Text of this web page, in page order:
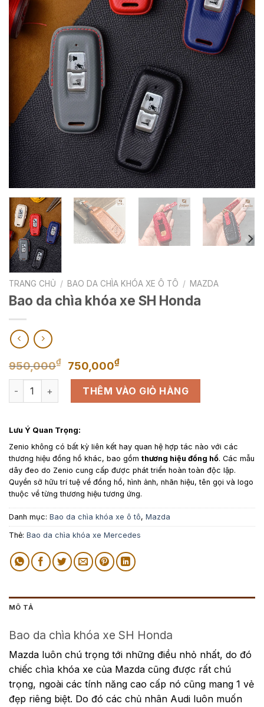
TRANG CHỦ / BAO DA CHÌA KHÓA XE Ô TÔ / MAZDA
Bao da chìa khóa xe SH Honda
950,000₫
Giá
gốc
là:
950,000₫.
750,000₫Giá
hiện
tại
là:
Bao da chìa khóa xe SH Honda số lượng
THÊM VÀO GIỎ HÀNG
Lưu Ý Quan Trọng:
Zenio không có bất kỳ liên kết hay quan hệ hợp tác nào với các
thương hiệu đồng hồ khác, bao gồm thương hiệu đồng hồ. Các mẫu
dây đeo do Zenio cung cấp được phát triển hoàn toàn độc lập.
Quyền sở hữu trí tuệ về đồng hồ, hình ảnh, nhãn hiệu, tên gọi và logo
thuộc về từng thương hiệu tương ứng.
Danh mục: Bao da chìa khóa xe ô tô, Mazda
Thẻ: Bao da chìa khóa xe Mercedes
MÔ TẢ
Bao da chìa khóa xe SH Honda
Mazda luôn chú trọng tới những điều nhỏ nhất, do đó
chiếc chìa khóa xe của Mazda cũng được rất chú
trọng, ngoài các tính năng cao cấp nó cũng mang 1 vẻ
đẹp riêng biệt. Do đó các chủ nhân Audi luôn muốn